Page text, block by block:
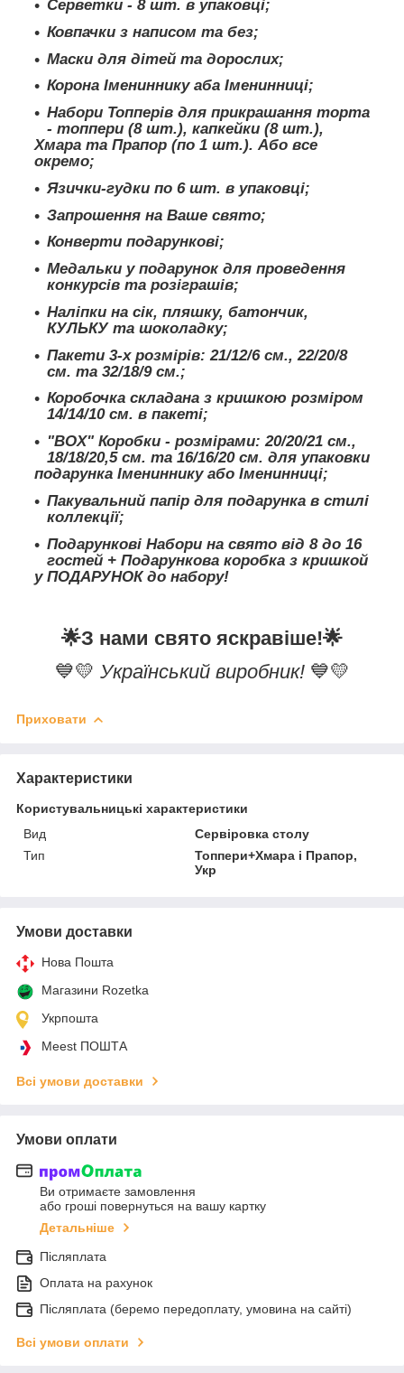
Серветки - 8 шт. в упаковці;
Ковпачки з написом та без;
Маски для дітей та дорослих;
Корона Імениннику аба Іменинниці;
Набори Топперів для прикрашання торта
- топпери (8 шт.), капкейки (8 шт.),
Хмара та Прапор (по 1 шт.). Або все
окремо;
Язички-гудки по 6 шт. в упаковці;
Запрошення на Ваше свято;
Конверти подарункові;
Медальки у подарунок для проведення
конкурсів та розіграшів;
Наліпки на сік, пляшку, батончик,
КУЛЬКУ та шоколадку;
Пакети 3-х розмірів: 21/12/6 см., 22/20/8
см. та 32/18/9 см.;
Коробочка складана з кришкою розміром
14/14/10 см. в пакеті;
"BOX" Коробки - розмірами: 20/20/21 см.,
18/18/20,5 см. та 16/16/20 см. для упаковки
подарунка Імениннику або Іменинниці;
Пакувальний папір для подарунка в стилі
коллекції;
Подарункові Набори на свято від 8 до 16
гостей + Подарункова коробка з кришкой
у ПОДАРУНОК до набору!
🌟З нами свято яскравіше!🌟
💙💛 Український виробник! 💙💛
Приховати
Характеристики
Користувальницькі характеристики
Вид
Сервіровка столу
Тип
Топпери+Хмара і Прапор,
Укр
Умови доставки
Нова Пошта
Магазини Rozetka
Укрпошта
Meest ПОШТА
Всі умови доставки
Умови оплати
Ви отримаєте замовлення
або гроші повернуться на вашу картку
Детальніше
Післяплата
Оплата на рахунок
Післяплата (беремо передоплату, умовина на сайті)
Всі умови оплати